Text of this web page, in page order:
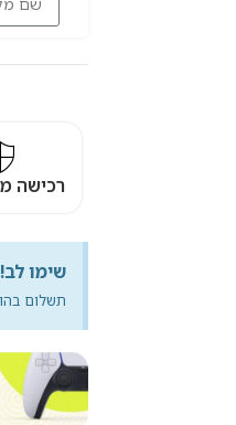
רכישה
שימו לב!
תשלום